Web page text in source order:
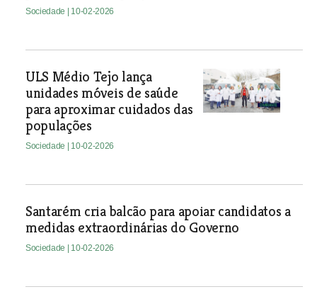
Sociedade | 10-02-2026
ULS Médio Tejo lança
unidades móveis de saúde
para aproximar cuidados das
populações
Sociedade | 10-02-2026
Santarém cria balcão para apoiar candidatos a
medidas extraordinárias do Governo
Sociedade | 10-02-2026